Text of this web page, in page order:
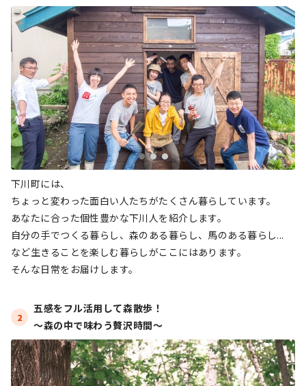
下川町には、
ちょっと変わった面白い人たちがたくさん暮らしています。
あなたに合った個性豊かな下川人を紹介します。
自分の手でつくる暮らし、森のある暮らし、馬のある暮らし...
など生きることを楽しむ暮らしがここにはあります。
そんな日常をお届けします。
2
五感をフル活用して森散歩！
〜森の中で味わう贅沢時間〜